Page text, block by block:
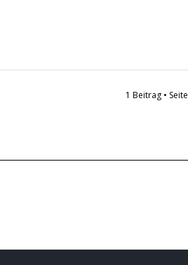
1 Beitrag • Seite